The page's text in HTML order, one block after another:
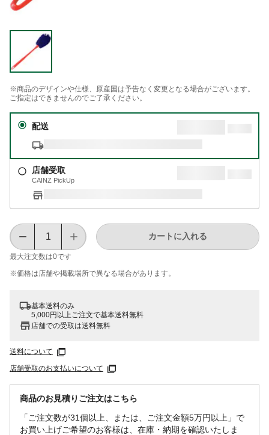
※商品のデザインや仕様、原産国は予告なく変更となる場合がございます。
ご指定はできませんのでご了承ください。
配送
店舗受取
CAINZ PickUp
最大注文数は0です
カートに入れる
※価格は​店舗や​掲載場所で​異なる​場合が​あります。
基本送料のみ
5,000円以上ご注文で基本送料無料
店舗での受取は送料無料
送料について
店舗受取のお支払いについて
商品のお見積りご注文はこちら
「ご注文数が31個以上、または、ご注文金額5万円以上」で
お買い上げご希望のお客様は、在庫・納期を確認いたしま